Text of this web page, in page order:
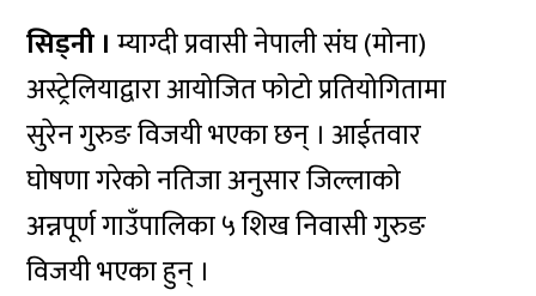
सिड्नी । म्याग्दी प्रवासी नेपाली संघ (मोना)
अस्ट्रेलियाद्वारा आयोजित फोटो प्रतियोगितामा
सुरेन गुरुङ विजयी भएका छन् । आईतवार
घोषणा गरेको नतिजा अनुसार जिल्लाको
अन्नपूर्ण गाउँपालिका ५ शिख निवासी गुरुङ
विजयी भएका हुन् ।